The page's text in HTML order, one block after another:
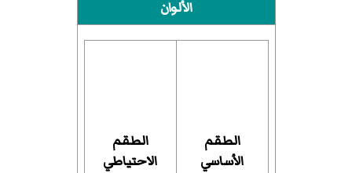
الألوان
الطقم
الأساسي
الطقم
الاحتياطي